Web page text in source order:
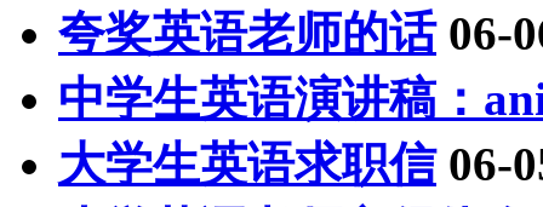
夸奖英语老师的话 06-
中学生英语演讲稿：
大学生英语求职信 06-